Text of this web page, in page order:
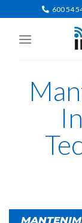
600 54